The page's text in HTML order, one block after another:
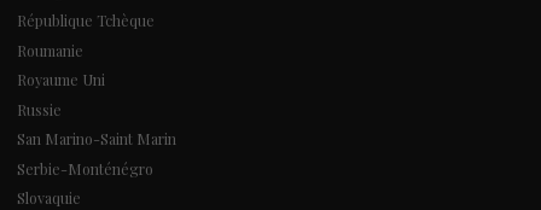
République Tchèque
Roumanie
Royaume Uni
Russie
San Marino-Saint Marin
Serbie-Monténégro
Slovaquie